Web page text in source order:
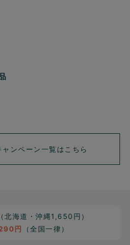
ンペーン一覧はこちら
（北海道・沖縄1,650円）
円 （全国一律）